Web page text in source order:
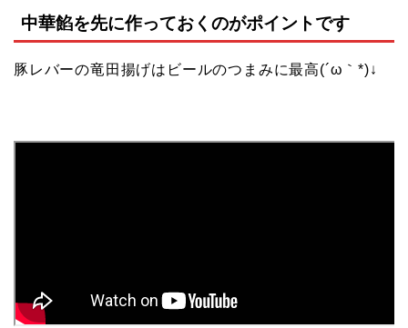
中華餡を先に作っておくのがポイントです
豚レバーの竜田揚げはビールのつまみに最高(´ω｀*)↓